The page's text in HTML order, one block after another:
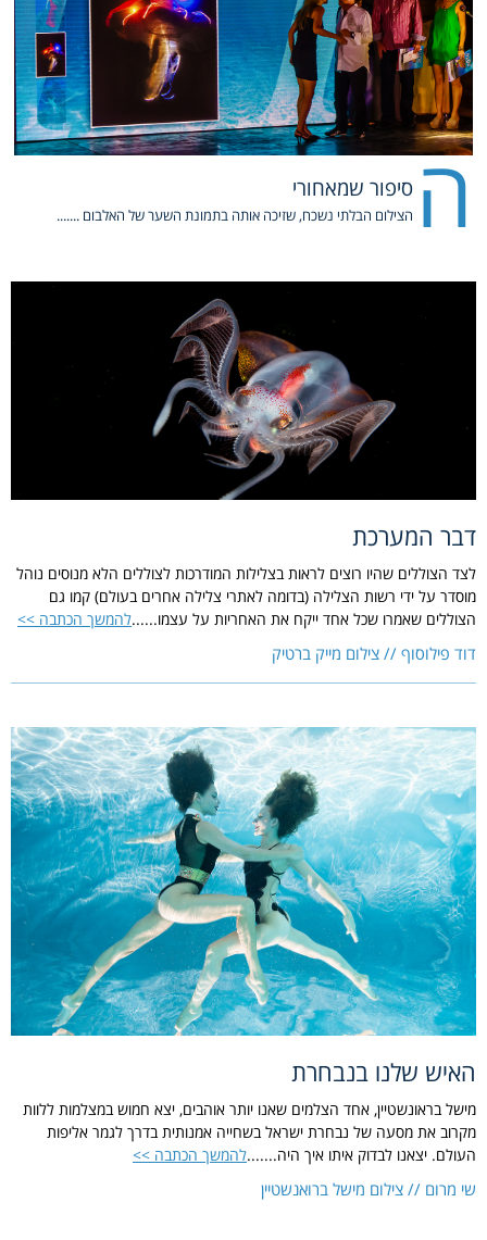
ה סיפור שמאחורי
הצילום הבלתי נשכח, שזיכה אותה בתמונת השער של האלבום .......
דבר המערכת
לצד הצוללים שהיו רוצים לראות בצלילות המודרכות לצוללים הלא מנוסים נוהל
מוסדר על ידי רשות הצלילה (בדומה לאתרי צלילה אחרים בעולם) קמו גם
הצוללים שאמרו שכל אחד ייקח את האחריות על עצמו......להמשך הכתבה >>
דוד פילוסוף // צילום מייק ברטיק
האיש שלנו בנבחרת
מישל בראונשטיין, אחד הצלמים שאנו יותר אוהבים, יצא חמוש במצלמות ללוות
מקרוב את מסעה של נבחרת ישראל בשחייה אמנותית בדרך לגמר אליפות
העולם. יצאנו לבדוק איתו איך היה.......להמשך הכתבה >>
שי מרום // צילום מישל ברואנשטיין